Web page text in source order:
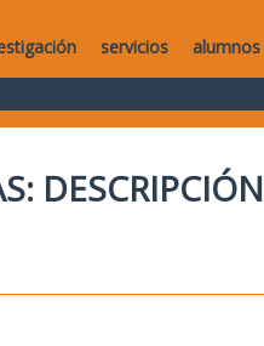
servicios alumnos
DESCRIPCIÓN